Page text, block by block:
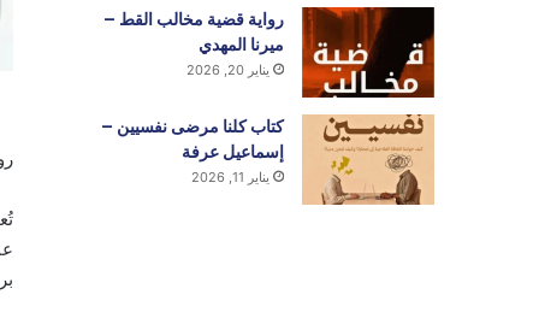
رواية قضية مخالب القط –
ميرنا المهدي
يناير 20, 2026
كتاب كلنا مرضى نفسيين –
إسماعيل عرفة
يناير 11, 2026